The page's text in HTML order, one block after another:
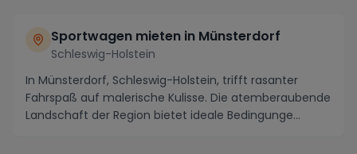
Sportwagen mieten in Münsterdorf
Schleswig-Holstein
In Münsterdorf, Schleswig-Holstein, trifft rasanter
Fahrspaß auf malerische Kulisse. Die atemberaubende
Landschaft der Region bietet ideale Bedingunge...